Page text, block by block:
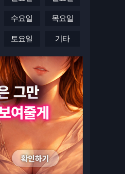
수요일 목요일
토요일 기타